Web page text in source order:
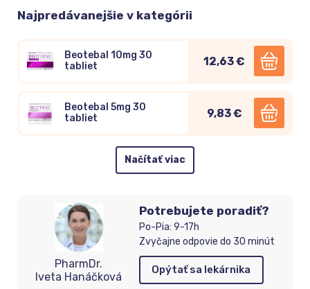
Najpredávanejšie v kategórii
Beotebal 10mg 30
tabliet
12,63 €
Beotebal 5mg 30
tabliet
9,83 €
Načítať viac
PharmDr.
Iveta Hanáčková
Potrebujete poradiť?
Po-Pia: 9-17h
Zvyčajne odpovie do 30 minút
Opýtať sa lekárnika